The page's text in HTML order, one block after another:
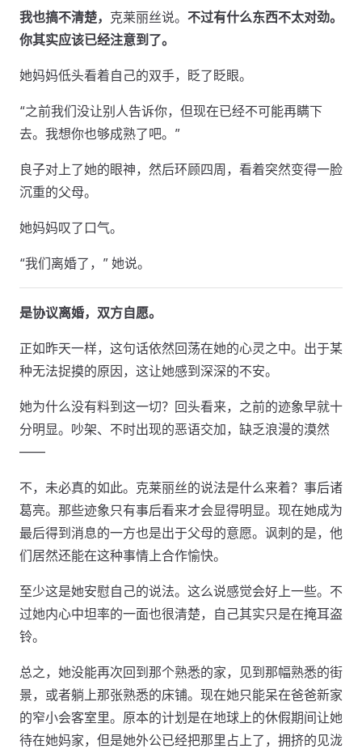
我也搞不清楚， 克莱丽丝说。 不过有什么东西不太对劲。
你其实应该已经注意到了。
她妈妈低头看着自己的双手，眨了眨眼。
“之前我们没让别人告诉你，但现在已经不可能再瞒下
去。我想你也够成熟了吧。”
良子对上了她的眼神，然后环顾四周，看着突然变得一脸
沉重的父母。
她妈妈叹了口气。
“我们离婚了，” 她说。
是协议离婚，双方自愿。
正如昨天一样，这句话依然回荡在她的心灵之中。出于某
种无法捉摸的原因，这让她感到深深的不安。
她为什么没有料到这一切？回头看来，之前的迹象早就十
分明显。吵架、不时出现的恶语交加，缺乏浪漫的漠然
——
不，未必真的如此。克莱丽丝的说法是什么来着？事后诸
葛亮。那些迹象只有事后看来才会显得明显。现在她成为
最后得到消息的一方也是出于父母的意愿。讽刺的是，他
们居然还能在这种事情上合作愉快。
至少这是她安慰自己的说法。这么说感觉会好上一些。不
过她内心中坦率的一面也很清楚，自己其实只是在掩耳盗
铃。
总之，她没能再次回到那个熟悉的家，见到那幅熟悉的街
景，或者躺上那张熟悉的床铺。现在她只能呆在爸爸新家
的窄小会客室里。原本的计划是在地球上的休假期间让她
待在她妈家，但是她外公已经把那里占上了，拥挤的见泷